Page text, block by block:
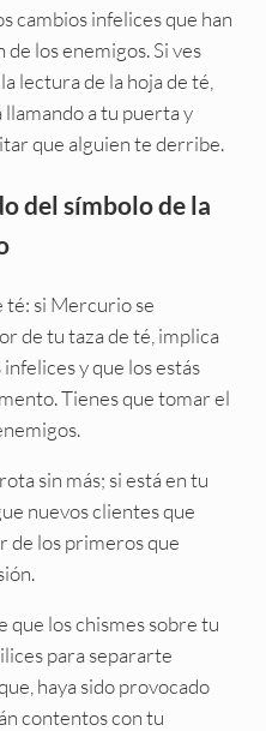
cambios infelices que han
los enemigos. Si ves
lectura de la hoja de té,
a tu puerta y
que alguien te derribe.
del símbolo de la
té: si Mercurio se
de tu taza de té, implica
y que los estás
Tienes que tomar el
sin más; si está en tu
nuevos clientes que
de los primeros que
que los chismes sobre tu
para separarte
haya sido provocado
contentos con tu